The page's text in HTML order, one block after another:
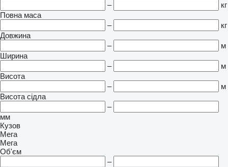
–
кг
Повна маса
–
кг
Довжина
–
м
Ширина
–
м
Висота
–
м
Висота сідла
–
мм
Кузов
Мега
Мега
Об'єм
–